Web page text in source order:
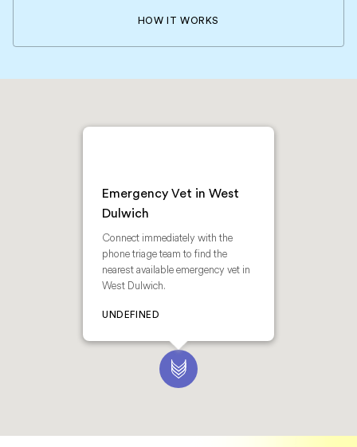
HOW IT WORKS
Emergency Vet in West
Dulwich
Connect immediately with the
phone triage team to find the
nearest available emergency vet in
West Dulwich.
UNDEFINED